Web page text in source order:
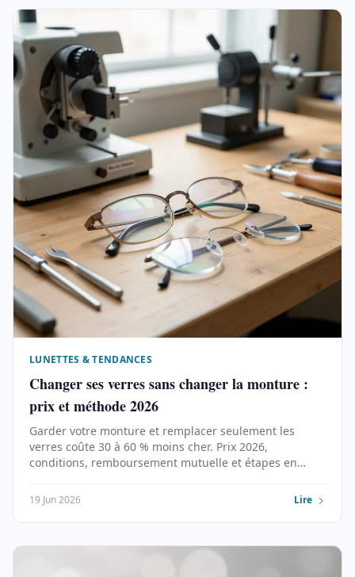
LUNETTES & TENDANCES
Changer ses verres sans changer la monture :
prix et méthode 2026
Garder votre monture et remplacer seulement les
verres coûte 30 à 60 % moins cher. Prix 2026,
conditions, remboursement mutuelle et étapes en
19 Jun 2026 Lire